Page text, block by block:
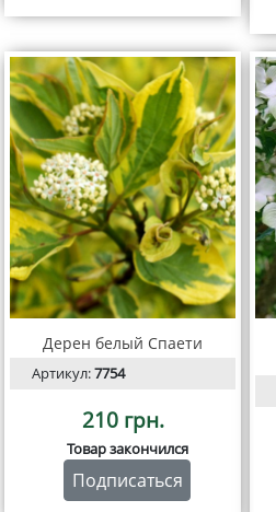
Дерен белый Спаети
Артикул:7754
210 грн.
Товар закончился
Подписаться